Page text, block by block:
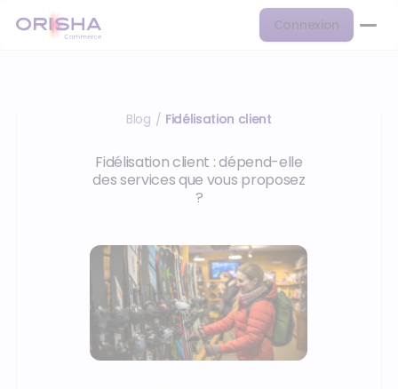
Connexion
Blog / Fidélisation client
Fidélisation client : dépend-elle
des services que vous proposez
?